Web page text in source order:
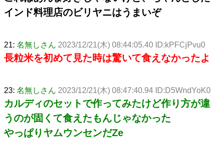
インド料理店のビリヤニはうまいぞ
21: 名無しさん 2023/12/21(木) 08:44:05.40 ID:kPFCjPvu0
長粒米を初めて見た時は驚いて食えなかったよ
23: 名無しさん 2023/12/21(木) 08:47:40.94 ID:D5WndYoK0
カルディのセットで作ってみたけど作り方が違
うのが固くて食えたもんじゃなかった
やっぱりヤムウンセンだZe